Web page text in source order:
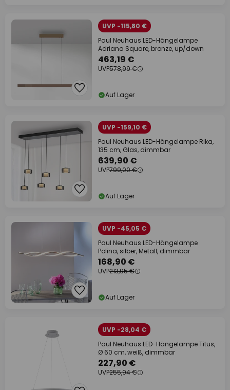
UVP -115,80 €
Paul Neuhaus LED-Hängelampe
Adriana Square, bronze, up/down
463,19 €
UVP578,99 €
Auf Lager
UVP -159,10 €
Paul Neuhaus LED-Hängelampe Rika,
135 cm, Glas, dimmbar
639,90 €
UVP799,00 €
Auf Lager
UVP -45,05 €
Paul Neuhaus LED-Hängelampe
Polina, silber, Metall, dimmbar
168,90 €
UVP213,95 €
Auf Lager
UVP -28,04 €
Paul Neuhaus LED-Hängelampe Titus,
Ø 60 cm, weiß, dimmbar
227,90 €
UVP255,94 €